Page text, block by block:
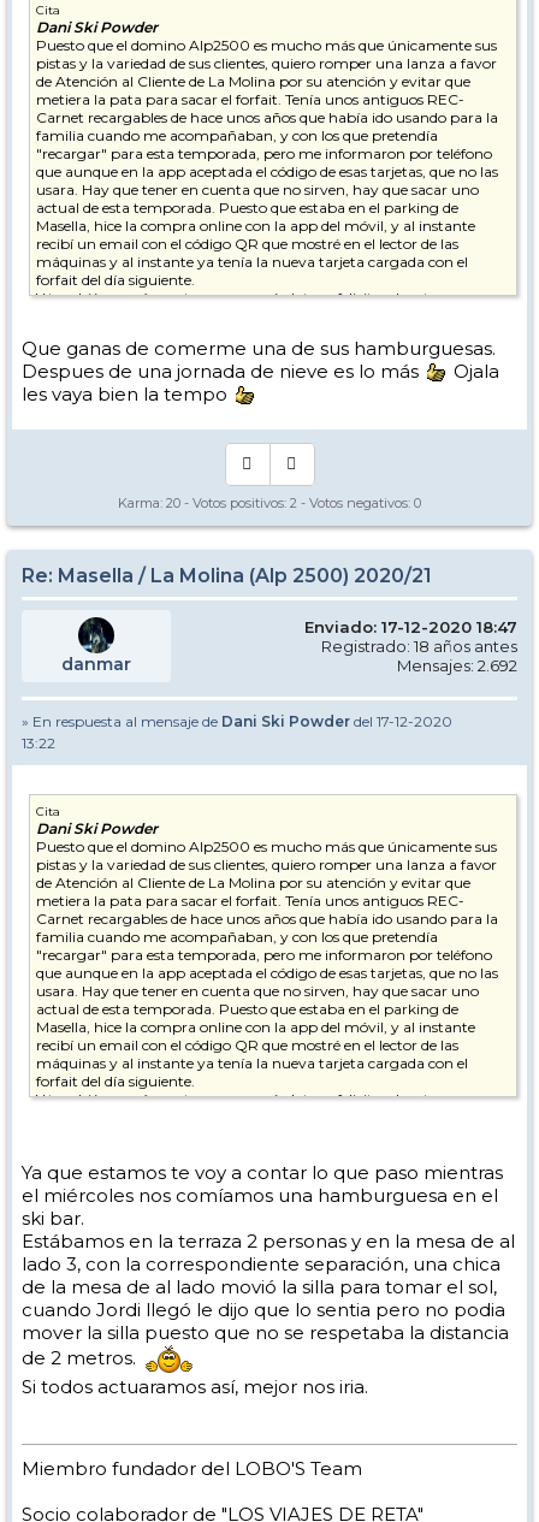
Cita
Dani Ski Powder
Puesto que el domino Alp2500 es mucho más que únicamente sus
pistas y la variedad de sus clientes, quiero romper una lanza a favor
de Atención al Cliente de La Molina por su atención y evitar que
metiera la pata para sacar el forfait. Tenía unos antiguos REC-
Carnet recargables de hace unos años que había ido usando para la
familia cuando me acompañaban, y con los que pretendía
"recargar" para esta temporada, pero me informaron por teléfono
que aunque en la app aceptada el código de esas tarjetas, que no las
usara. Hay que tener en cuenta que no sirven, hay que sacar uno
actual de esta temporada. Puesto que estaba en el parking de
Masella, hice la compra online con la app del móvil, y al instante
recibí un email con el código QR que mostré en el lector de las
máquinas y al instante ya tenía la nueva tarjeta cargada con el
forfait del día siguiente.
Y también quería contaros una anécdota, y felicitar de esta manera,
había un alma por la zona y pude ver que dentro estaba vacío el bar,
y Jordi y el cocinero con la mascarilla puesta, así que me sentí
cómodo y confiado, y como que yo no suelo ser de ir mucho a bares,
y menos en estos tiempos, pues reconozco que no tengo ni idea de
para evitar su uso, pero al estar completamente vacío el bar, me fui
a una esquina, en la que está la máquina tragaperras, y le dije que si
apetecía. Pues le agradezco y aplaudo que me dijera que NO, que en
la barra no, que no se podía, incluso aunque pareciera ridículo, y que
me pusiera un poco más apartado en la misma esquina pero fuera
de la barra.
Luego al día siguiente y con más afluencia de personal no sé cómo
iría la cosa, pero ahí queda mi "vivencia" y el interés que tienen en
que sus negocios no se vuelvan a ver perjudicados, y yo seguiré
esperando mi próximo café con leche y ese pastel de zanahoria que
ésta vez no pude desayunar (se me pegaron las sábanas y tenía que
empezar a esquiar rápido...... ya se sabe, esas "ansias"
)
Que ganas de comerme una de sus hamburguesas.
Despues de una jornada de nieve es lo más
Ojala
les vaya bien la tempo
Karma: 20 - Votos positivos: 2 - Votos negativos: 0
Re: Masella / La Molina (Alp 2500) 2020/21
danmar
Enviado: 17-12-2020 18:47
Registrado: 18 años antes
Mensajes: 2.692
» En respuesta al mensaje de Dani Ski Powder del 17-12-2020
13:22
Cita
Dani Ski Powder
Puesto que el domino Alp2500 es mucho más que únicamente sus
pistas y la variedad de sus clientes, quiero romper una lanza a favor
de Atención al Cliente de La Molina por su atención y evitar que
metiera la pata para sacar el forfait. Tenía unos antiguos REC-
Carnet recargables de hace unos años que había ido usando para la
familia cuando me acompañaban, y con los que pretendía
"recargar" para esta temporada, pero me informaron por teléfono
que aunque en la app aceptada el código de esas tarjetas, que no las
usara. Hay que tener en cuenta que no sirven, hay que sacar uno
actual de esta temporada. Puesto que estaba en el parking de
Masella, hice la compra online con la app del móvil, y al instante
recibí un email con el código QR que mostré en el lector de las
máquinas y al instante ya tenía la nueva tarjeta cargada con el
forfait del día siguiente.
Y también quería contaros una anécdota, y felicitar de esta manera,
y Jordi y el cocinero con la mascarilla puesta, así que me sentí
cómodo y confiado, y como que yo no suelo ser de ir mucho a bares,
y menos en estos tiempos, pues reconozco que no tengo ni idea de
cuáles son las normas que tienen. La zona de la barra tiene una cinta
para evitar su uso, pero al estar completamente vacío el bar, me fui
a una esquina, en la que está la máquina tragaperras, y le dije que si
ahí estaba bien para tomar el café con leche calentito que me
apetecía. Pues le agradezco y aplaudo que me dijera que NO, que en
la barra no, que no se podía, incluso aunque pareciera ridículo, y que
me pusiera un poco más apartado en la misma esquina pero fuera
de la barra.
Luego al día siguiente y con más afluencia de personal no sé cómo
iría la cosa, pero ahí queda mi "vivencia" y el interés que tienen en
ésta vez no pude desayunar (se me pegaron las sábanas y tenía que
empezar a esquiar rápido...... ya se sabe, esas "ansias"
Ya que estamos te voy a contar lo que paso mientras
el miércoles nos comíamos una hamburguesa en el
ski bar.
Estábamos en la terraza 2 personas y en la mesa de al
lado 3, con la correspondiente separación, una chica
de la mesa de al lado movió la silla para tomar el sol,
cuando Jordi llegó le dijo que lo sentia pero no podia
mover la silla puesto que no se respetaba la distancia
de 2 metros.
Si todos actuaramos así, mejor nos iria.
Miembro fundador del LOBO'S Team
Socio colaborador de "LOS VIAJES DE RETA"